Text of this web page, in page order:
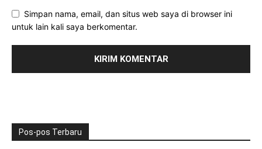
Simpan nama, email, dan situs web saya di browser ini
untuk lain kali saya berkomentar.
Pos-pos Terbaru